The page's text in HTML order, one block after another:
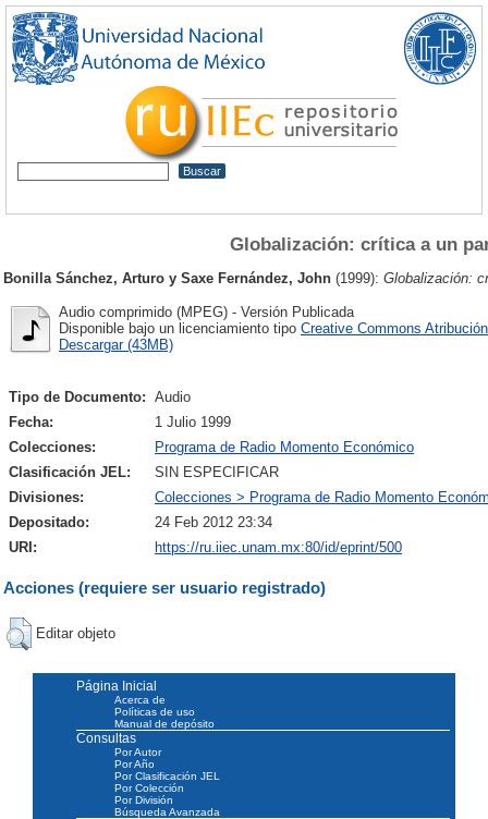
Globalización: crítica a un
Bonilla Sánchez, Arturo y Saxe Fernández, John (1999): Globalización:
Audio comprimido (MPEG) - Versión Publicada
Disponible bajo un licenciamiento tipo Creative Commons
Descargar (43MB)
Tipo de Documento: Audio
Fecha:
1 Julio 1999
Colecciones:
Programa de Radio Momento Económico
Clasificación JEL:
SIN ESPECIFICAR
Divisiones:
Colecciones > Programa de Radio Momento
Depositado:
24 Feb 2012 23:34
URI:
https://ru.iiec.unam.mx:80/id/eprint/500
Acciones (requiere ser usuario registrado)
Editar objeto
Página Inicial
Acerca de
Políticas de uso
Manual de depósito
Consultas
Por Autor
Por Año
Por Clasificación JEL
Por Colección
Por División
Búsqueda Avanzada